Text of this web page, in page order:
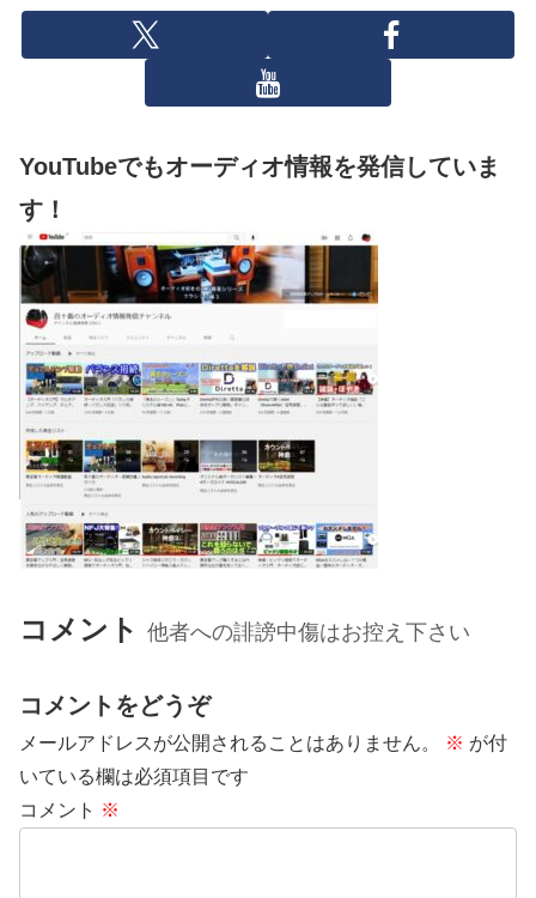
YouTubeでもオーディオ情報を発信していま
す！
コメント 他者への誹謗中傷はお控え下さい
コメントをどうぞ
メールアドレスが公開されることはありません。 ※ が付
いている欄は必須項目です
コメント ※